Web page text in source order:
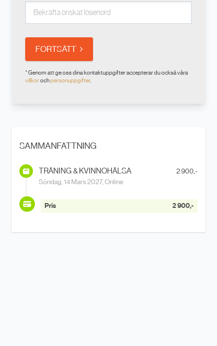
SAMMANFATTNING
TRÄNING & KVINNOHÄLSA
2 900,-
Söndag, 14 Mars 2027, Online
Pris 2 900,-
FORTSÄTT
* Genom att ge oss dina kontaktuppgifter accepterar du också våra
villkorochpersonuppgifter.